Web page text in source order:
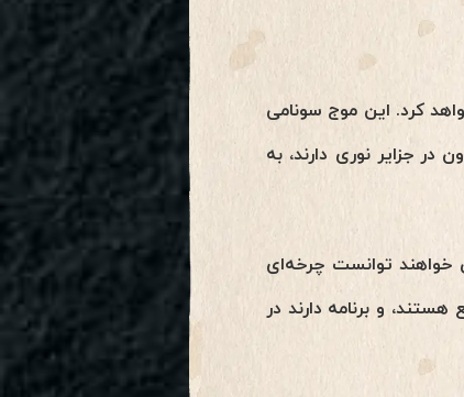
کرد. این موج سونامی
در جزایر نوری دارند، به
خواهند توانست چرخه‌ای
و برنامه دارند در